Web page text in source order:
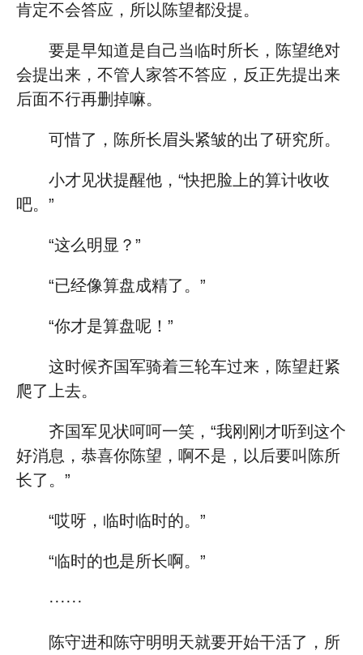
肯定不会答应，所以陈望都没提。
要是早知道是自己当临时所长，陈望绝对
会提出来，不管人家答不答应，反正先提出来
后面不行再删掉嘛。
可惜了，陈所长眉头紧皱的出了研究所。
小才见状提醒他，“快把脸上的算计收收
吧。”
“这么明显？”
“已经像算盘成精了。”
“你才是算盘呢！”
这时候齐国军骑着三轮车过来，陈望赶紧
爬了上去。
齐国军见状呵呵一笑，“我刚刚才听到这个
好消息，恭喜你陈望，啊不是，以后要叫陈所
长了。”
“哎呀，临时临时的。”
“临时的也是所长啊。”
······
陈守进和陈守明明天就要开始干活了，所